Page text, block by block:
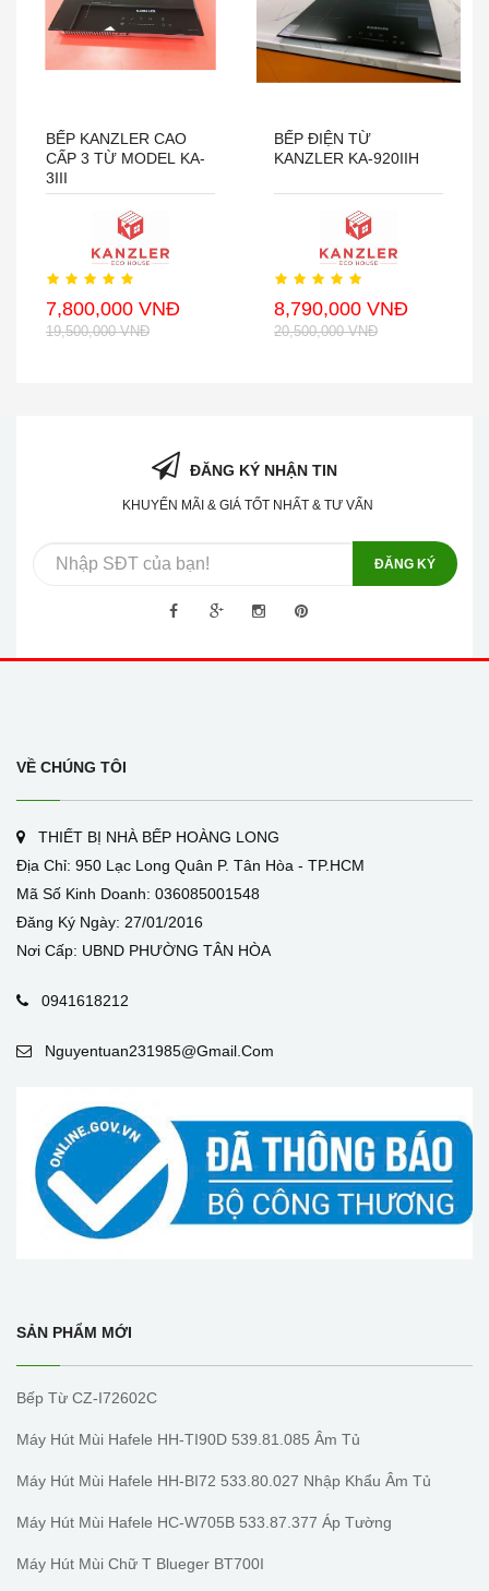
BẾP KANZLER CAO
CẤP 3 TỪ MODEL KA-
3III
7,800,000 VNĐ
19,500,000 VNĐ
BẾP ĐIỆN TỪ
KANZLER KA-920IIH
8,790,000 VNĐ
20,500,000 VNĐ
ĐĂNG KÝ NHẬN TIN
KHUYẾN MÃI & GIÁ TỐT NHẤT & TƯ VẤN
ĐĂNG KÝ
VỀ CHÚNG TÔI
THIẾT BỊ NHÀ BẾP HOÀNG LONG
Địa Chỉ: 950 Lạc Long Quân P. Tân Hòa - TP.HCM
Mã Số Kinh Doanh: 036085001548
Đăng Ký Ngày: 27/01/2016
Nơi Cấp: UBND PHƯỜNG TÂN HÒA
0941618212
Nguyentuan231985@gmail.com
SẢN PHẨM MỚI
Bếp Từ CZ-I72602C
Máy Hút Mùi Hafele HH-TI90D 539.81.085 Âm Tủ
Máy Hút Mùi Hafele HH-BI72 533.80.027 Nhập Khẩu Âm Tủ
Máy Hút Mùi Hafele HC-W705B 533.87.377 Áp Tường
Máy Hút Mùi Chữ T Blueger BT700I